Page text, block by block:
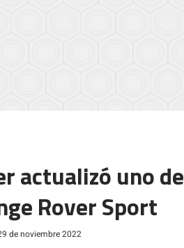
actualizó uno
Rover Sport
de noviembre 2022